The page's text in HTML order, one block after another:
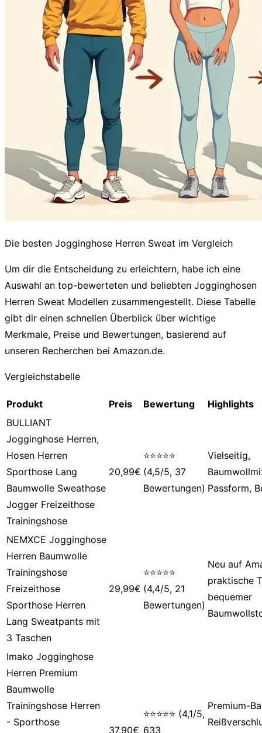
Die besten Jogginghose Herren Sweat im Vergleich
Um dir die Entscheidung zu erleichtern, habe ich eine
Auswahl an top-bewerteten und beliebten Jogginghosen
Herren Sweat Modellen zusammengestellt. Diese Tabelle
gibt dir einen schnellen Überblick über wichtige
Merkmale, Preise und Bewertungen, basierend auf
unseren Recherchen bei Amazon.de.
Vergleichstabelle
Produkt Preis Bewertung
Highlights
BULLIANT
Jogginghose Herren,
Hosen Herren
Sporthose Lang
Baumwolle Sweathose
Jogger Freizeithose
Trainingshose
20,99€
⭐⭐⭐⭐⭐
(4,5/5, 37
Bewertungen)
Vielseitig,
Passform,
NEMXCE Jogginghose
Herren Baumwolle
Trainingshose
Freizeithose
Sporthose Herren
Lang Sweatpants mit
3 Taschen
29,99€
⭐⭐⭐⭐⭐
(4,4/5, 21
Bewertungen)
Neu auf
praktische
bequemer
Imako Jogginghose
Herren Premium
Baumwolle
Trainingshose Herren
- Sporthose
37,90€
⭐⭐⭐⭐⭐ (4,1/5,
633
Premium-